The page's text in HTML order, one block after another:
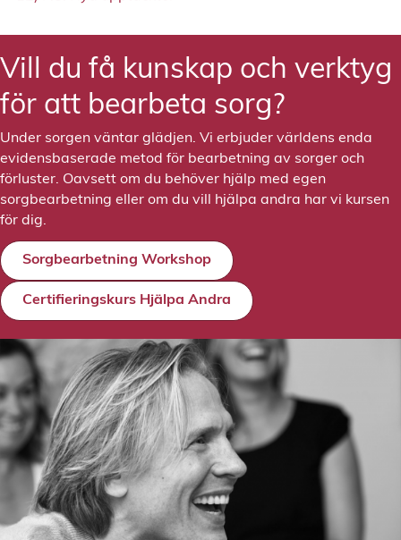
Vill du få kunskap och verktyg
för att bearbeta sorg?
Under sorgen väntar glädjen. Vi erbjuder världens enda
evidensbaserade metod för bearbetning av sorger och
förluster. Oavsett om du behöver hjälp med egen
sorgbearbetning eller om du vill hjälpa andra har vi kursen
för dig.
Sorgbearbetning Workshop
Certifieringskurs Hjälpa Andra